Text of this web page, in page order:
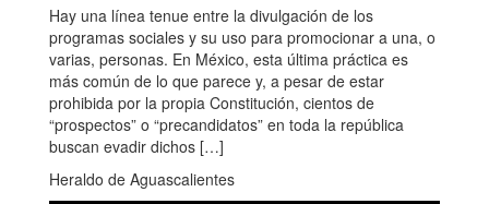
Hay una línea tenue entre la divulgación de los
programas sociales y su uso para promocionar a una, o
varias, personas. En México, esta última práctica es
más común de lo que parece y, a pesar de estar
prohibida por la propia Constitución, cientos de
“prospectos” o “precandidatos” en toda la república
buscan evadir dichos […]
Heraldo de Aguascalientes